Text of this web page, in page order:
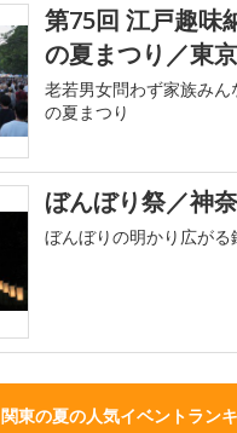
第75回 江戸趣味
の夏まつり／東
老若男女問わず家族みん
の夏まつり
ぼんぼり祭／神
ぼんぼりの明かり広が
関東の夏の人気イベントラン